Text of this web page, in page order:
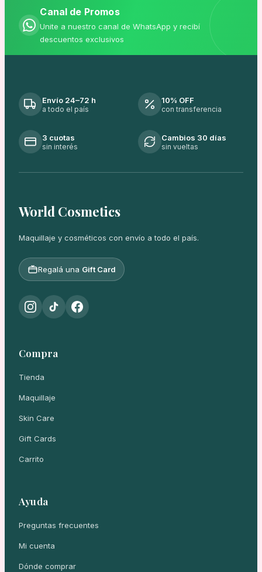
Canal de Promos
Unite a nuestro canal de WhatsApp y recibí
descuentos exclusivos
Envío 24–72 h
a todo el país
10% OFF
con transferencia
3 cuotas
sin interés
Cambios 30 días
sin vueltas
World Cosmetics
Maquillaje y cosméticos con envío a todo el país.
Regalá una Gift Card
Compra
Tienda
Maquillaje
Skin Care
Gift Cards
Carrito
Ayuda
Preguntas frecuentes
Mi cuenta
Dónde comprar